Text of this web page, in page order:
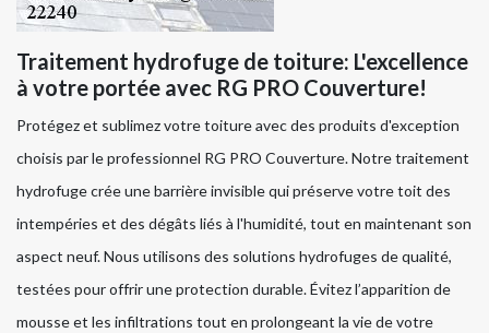
Traitement hydrofuge de toiture: L'excellence
à votre portée avec RG PRO Couverture!
Protégez et sublimez votre toiture avec des produits d'exception
choisis par le professionnel RG PRO Couverture. Notre traitement
hydrofuge crée une barrière invisible qui préserve votre toit des
intempéries et des dégâts liés à l'humidité, tout en maintenant son
aspect neuf. Nous utilisons des solutions hydrofuges de qualité,
testées pour offrir une protection durable. Évitez l’apparition de
mousse et les infiltrations tout en prolongeant la vie de votre